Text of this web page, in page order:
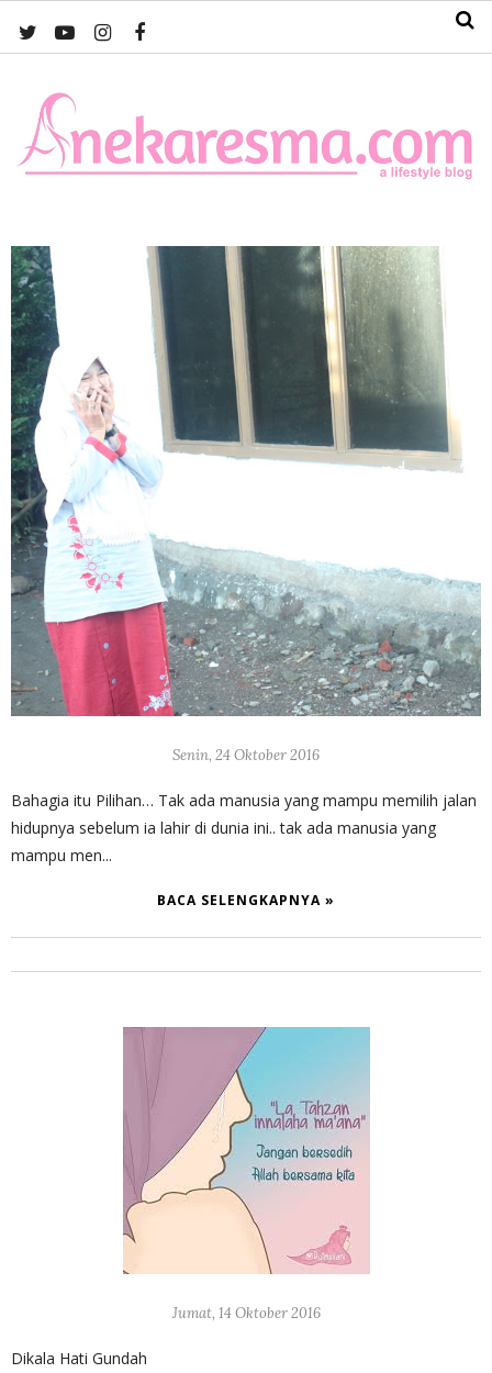
Senin, 24 Oktober 2016
Bahagia itu Pilihan… Tak ada manusia yang mampu memilih jalan
hidupnya sebelum ia lahir di dunia ini.. tak ada manusia yang
mampu men...
BACA SELENGKAPNYA »
Jumat, 14 Oktober 2016
Dikala Hati Gundah